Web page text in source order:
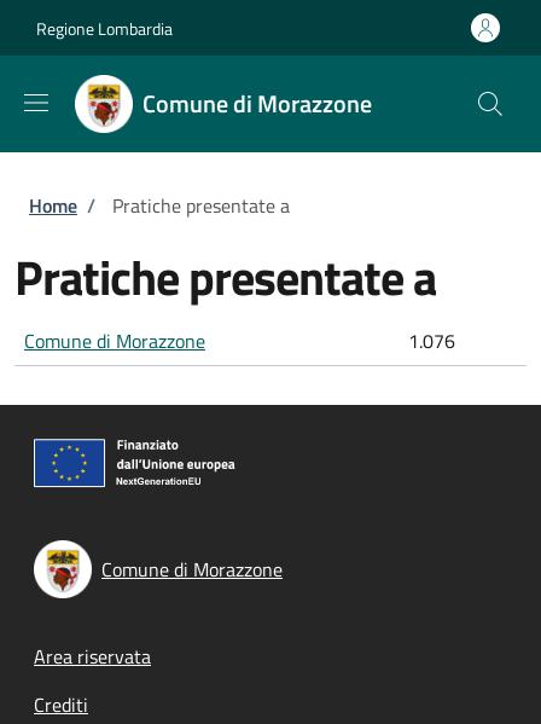
Regione Lombardia
Comune di Morazzone
Briciole di pane
Home / Pratiche presentate a
Pratiche presentate a
Comune di Morazzone 1.076
Comune di Morazzone
Footer menu
Area riservata
Crediti